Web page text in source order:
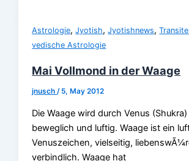
Astrologie,Jyotish,Jyotishnews,Transite
vedische Astrologie
Mai Vollmond in der Waage
jnusch/ 5, May 2012
Die Waage wird durch Venus
beweglich und luftig. Waage ist ein
Venuszeichen, vielseitig,
verbindlich. Waage hat